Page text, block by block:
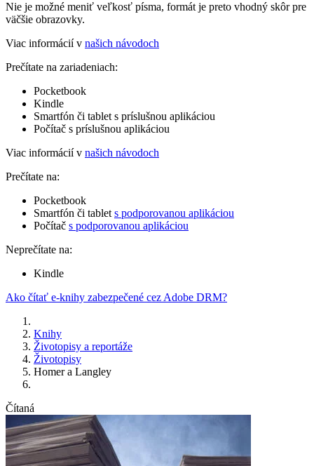
Nie je možné meniť veľkosť písma, formát je preto vhodný skôr pre
väčšie obrazovky.
Viac informácií v našich návodoch
Prečítate na zariadeniach:
Pocketbook
Kindle
Smartfón či tablet s príslušnou aplikáciou
Počítač s príslušnou aplikáciou
Viac informácií v našich návodoch
Prečítate na:
Pocketbook
Smartfón či tablet s podporovanou aplikáciou
Počítač s podporovanou aplikáciou
Neprečítate na:
Kindle
Ako čítať e-knihy zabezpečené cez Adobe DRM?
Knihy
Životopisy a reportáže
Životopisy
Homer a Langley
Čítaná